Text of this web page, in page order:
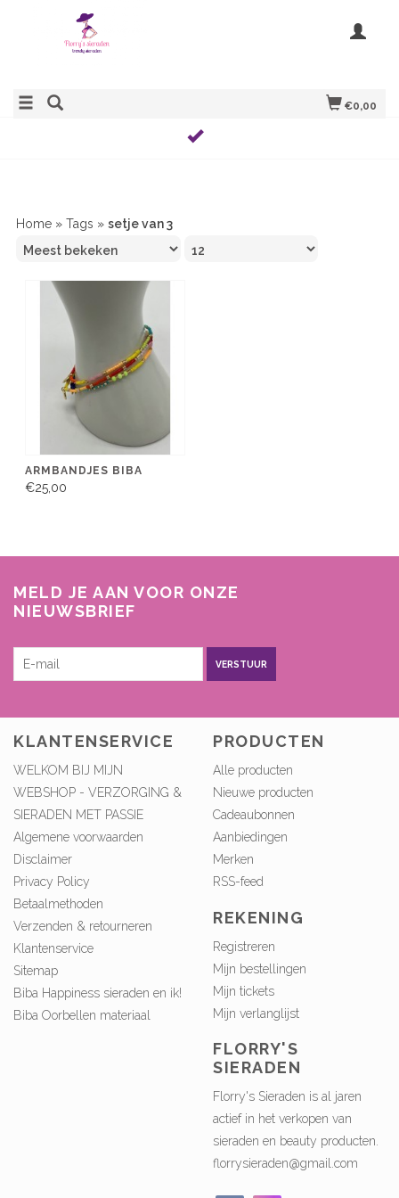
€0,00
Home » Tags » setje van 3
ARMBANDJES BIBA
€25,00
MELD JE AAN VOOR ONZE
NIEUWSBRIEF
VERSTUUR
KLANTENSERVICE
WELKOM BIJ MIJN
WEBSHOP - VERZORGING &
SIERADEN MET PASSIE
Algemene voorwaarden
Disclaimer
Privacy Policy
Betaalmethoden
Verzenden & retourneren
Klantenservice
Sitemap
Biba Happiness sieraden en ik!
Biba Oorbellen materiaal
PRODUCTEN
Alle producten
Nieuwe producten
Cadeaubonnen
Aanbiedingen
Merken
RSS-feed
REKENING
Registreren
Mijn bestellingen
Mijn tickets
Mijn verlanglijst
FLORRY'S
SIERADEN
Florry's Sieraden is al jaren
actief in het verkopen van
sieraden en beauty producten.
florrysieraden@gmail.com